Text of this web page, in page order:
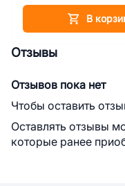
В
Отзывы
Отзывов пока нет
Чтобы оставить
Оставлять отзывы
которые ранее